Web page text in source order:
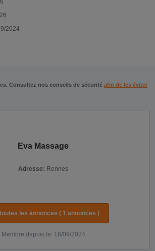
2024
Consultez nos conseils de sécurité afin de les éviter
Eva Massage
Adresse: Rennes
les annonces ( 1 annonces )
Membre depuis le: 18/09/2024